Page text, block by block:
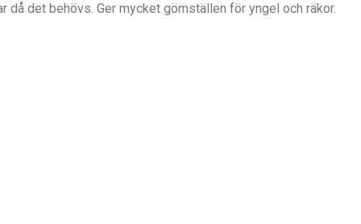
det behövs. Ger mycket gömställen för yngel och räkor.